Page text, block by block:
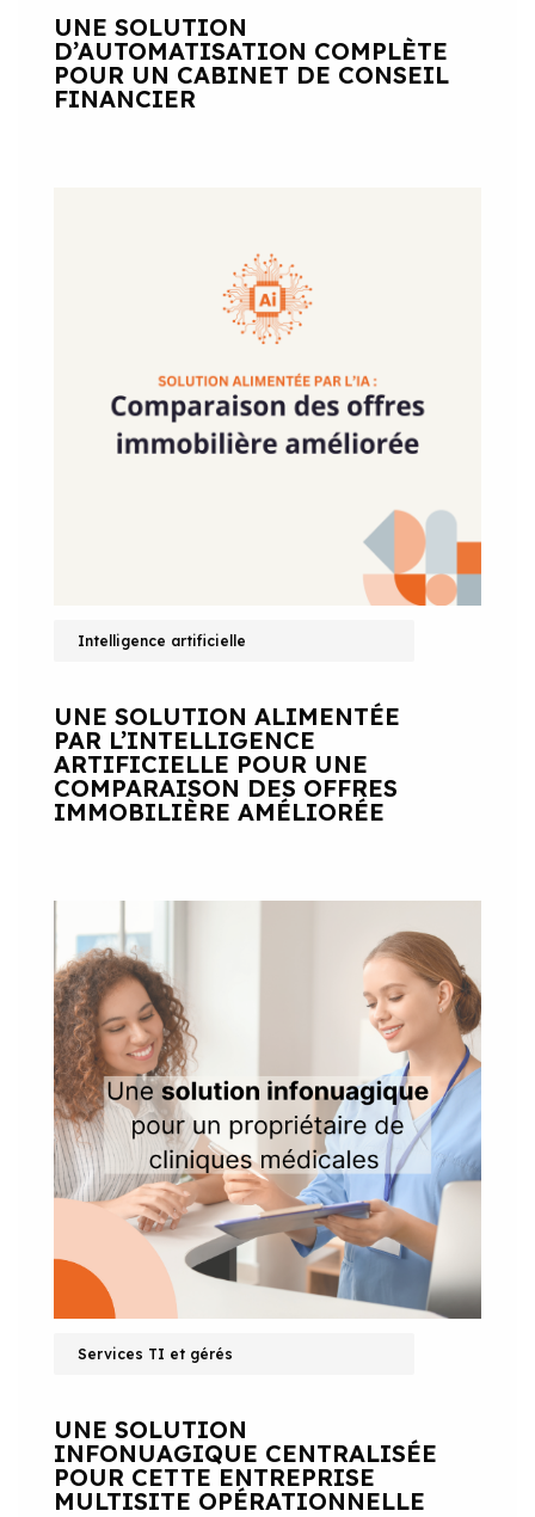
UNE SOLUTION
D’AUTOMATISATION COMPLÈTE
POUR UN CABINET DE CONSEIL
FINANCIER
Intelligence artificielle
UNE SOLUTION ALIMENTÉE
PAR L’INTELLIGENCE
ARTIFICIELLE POUR UNE
COMPARAISON DES OFFRES
IMMOBILIÈRE AMÉLIORÉE
Services TI et gérés
UNE SOLUTION
INFONUAGIQUE CENTRALISÉE
POUR CETTE ENTREPRISE
MULTISITE OPÉRATIONNELLE